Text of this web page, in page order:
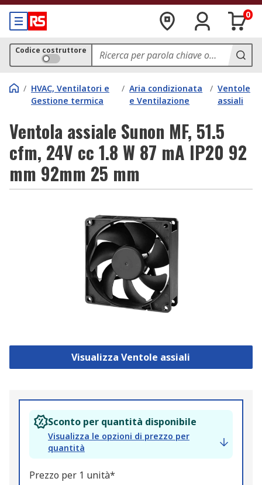
0
Codice costruttore
/ HVAC, Ventilatori e
Gestione termica
/ Aria condizionata
e Ventilazione
/ Ventole
assiali
Ventola assiale Sunon MF, 51.5
cfm, 24V cc 1.8 W 87 mA IP20 92
mm 92mm 25 mm
Visualizza Ventole assiali
Sconto per quantità disponibile
Visualizza le opzioni di prezzo per
quantità
Prezzo per 1 unità*